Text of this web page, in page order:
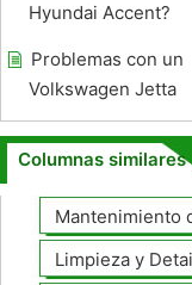
Hyundai Accent?
Problemas con un
Volkswagen Jetta
Columnas similares
Mantenimiento
Limpieza y